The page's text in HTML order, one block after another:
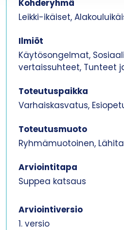
Kohderyhmä
Leikki-ikäiset,
Ilmiöt
Käytösongelmat,
vertaissuhteet, Tunteet
Toteutuspaikka
Varhaiskasvatus,
Toteutusmuoto
Ryhmämuotoinen,
Arviointitapa
Suppea katsaus
Arviointiversio
1. versio